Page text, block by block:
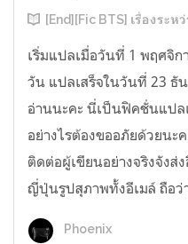
[End][Fic BTS] เรื่องระห
เริ่มแปลเมื่อวันที่ 1 พฤศจิ
วัน แปลเสร็จในวันที่ 23
อ่านนะคะ นี่เป็นฟิคชั่นแปล
อย่างไรต้องขออภัยด้วยนะ
ติดต่อผู้เขียนอย่างจริงจังส่
ญี่ปุ่นรูปสุภาพทั้งอีเมล์ ถือว่
Phoenix